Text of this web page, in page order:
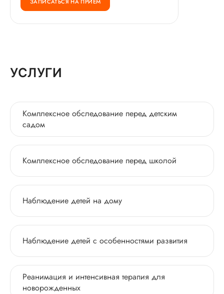
УСЛУГИ
Комплексное обследование перед детским
садом
Комплексное обследование перед школой
Наблюдение детей на дому
Наблюдение детей с особенностями развития
Реанимация и интенсивная терапия для
новорожденных